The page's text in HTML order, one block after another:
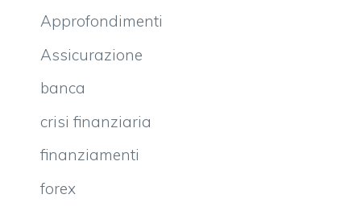
Approfondimenti
Assicurazione
banca
crisi finanziaria
finanziamenti
forex